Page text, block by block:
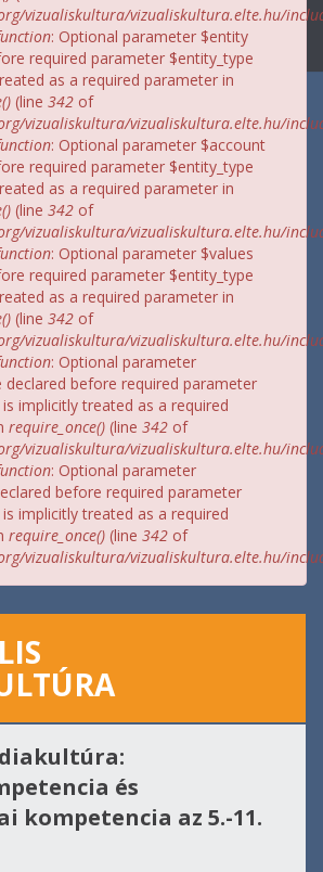
vizualiskultura/vizualiskultura.elte.hu/
: Optional parameter $entity
required parameter $entity_type
as a required parameter in
(line 342 of
vizualiskultura/vizualiskultura.elte.hu/
: Optional parameter $account
required parameter $entity_type
as a required parameter in
(line 342 of
vizualiskultura/vizualiskultura.elte.hu/
: Optional parameter $values
required parameter $entity_type
as a required parameter in
(line 342 of
vizualiskultura/vizualiskultura.elte.hu/
: Optional parameter
declared before required parameter
implicitly treated as a required
require_once() (line 342 of
vizualiskultura/vizualiskultura.elte.hu/
: Optional parameter
before required parameter
implicitly treated as a required
require_once() (line 342 of
vizualiskultura/vizualiskultura.elte.hu/
és
kompetencia az 5.-11.